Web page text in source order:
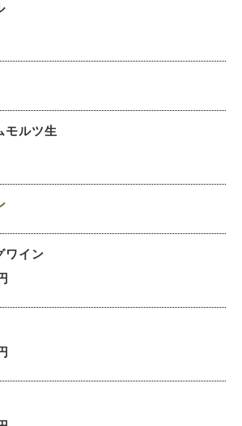
モルツ生
ワイン